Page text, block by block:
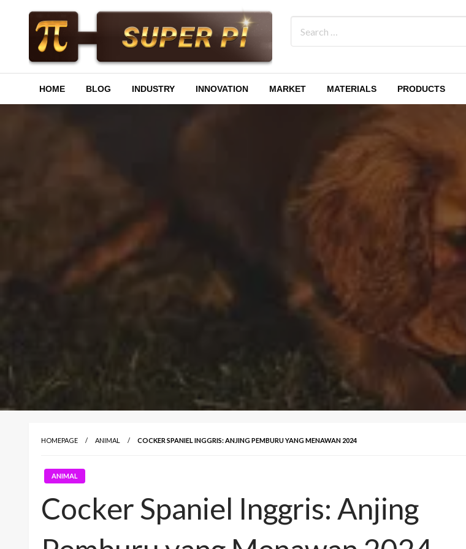
Superpi
HOME BLOG INDUSTRY INNOVATION MARKET MATERIALS PRODUCTS
HOMEPAGE ANIMAL COCKER SPANIEL INGGRIS: ANJING PEMBURU YANG MENAWAN 2024
ANIMAL
Cocker Spaniel Inggris: Anjing